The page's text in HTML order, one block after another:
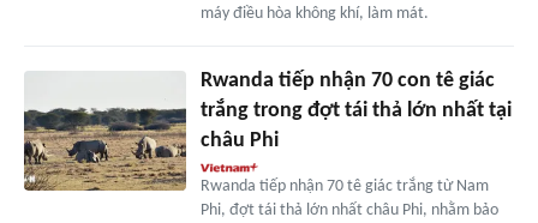
máy điều hòa không khí, làm mát.
Rwanda tiếp nhận 70 con tê giác
trắng trong đợt tái thả lớn nhất tại
châu Phi
Rwanda tiếp nhận 70 tê giác trắng từ Nam
Phi, đợt tái thả lớn nhất châu Phi, nhằm bảo